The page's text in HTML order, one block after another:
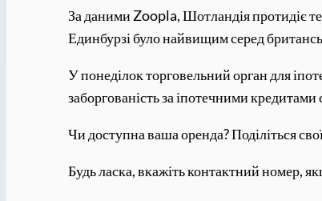
За даними Zoopla, Шотландія протидіє
Единбурзі було найвищим серед
У понеділок торговельний орган для
заборгованість за іпотечними кредитами
Чи доступна ваша оренда? Поділіться
Будь ласка, вкажіть контактний номер,